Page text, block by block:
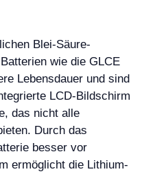
Blei-Säure-
wie die GLCE
Lebensdauer und sind
LCD-Bildschirm
das nicht alle
Durch das
besser vor
ermöglicht die Lithium-